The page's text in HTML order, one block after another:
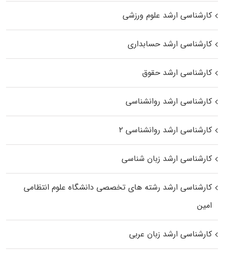
کارشناسی ارشد علوم ورزشی
کارشناسی ارشد حسابداری
کارشناسی ارشد حقوق
کارشناسی ارشد روانشناسی
کارشناسی ارشد روانشناسی ۲
کارشناسی ارشد زبان شناسی
کارشناسی ارشد رﺷﺘﻪ ﻫﺎی تخصصی داﻧﺸﮕﺎه ﻋﻠﻮم انتظامی
اﻣﻴﻦ
کارشناسی ارشد زبان عربی